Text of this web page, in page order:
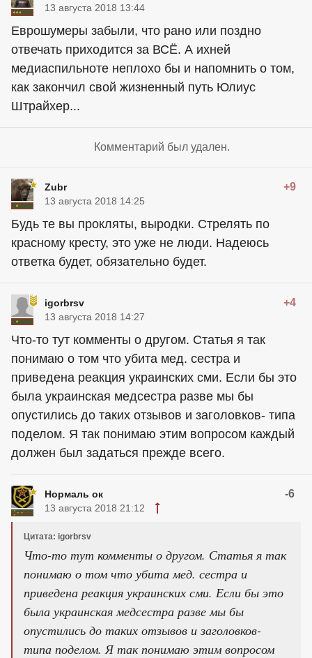
13 августа 2018 13:44
Еврошумеры забыли, что рано или поздно
отвечать приходится за ВСЁ. А ихней
медиаспильноте неплохо бы и напомнить о том,
как закончил свой жизненный путь Юлиус
Штрайхер...
Комментарий был удален.
Zubr +9
13 августа 2018 14:25
Будь те вы прокляты, выродки. Стрелять по
красному кресту, это уже не люди. Надеюсь
ответка будет, обязательно будет.
igorbrsv +4
13 августа 2018 14:27
Что-то тут комменты о другом. Статья я так
понимаю о том что убита мед. сестра и
приведена реакция украинских сми. Если бы это
была украинская медсестра разве мы бы
опустились до таких отзывов и заголовков- типа
поделом. Я так понимаю этим вопросом каждый
должен был задаться прежде всего.
Нормаль ок -6
13 августа 2018 21:12
Цитата: igorbrsv
Что-то тут комменты о другом. Статья я так
понимаю о том что убита мед. сестра и
приведена реакция украинских сми. Если бы это
была украинская медсестра разве мы бы
опустились до таких отзывов и заголовков-
типа поделом. Я так понимаю этим вопросом